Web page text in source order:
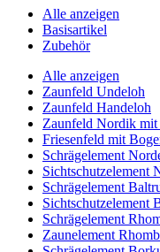
Alle anzeigen
Basisartikel
Zubehör
Alle anzeigen
Zaunfeld Undeloh
Zaunfeld Handeloh
Zaunfeld Nordik mit
Friesenfeld mit
Schrägelement
Sichtschutzelement
Schrägelement
Sichtschutzelement
Schrägelement
Zaunelement